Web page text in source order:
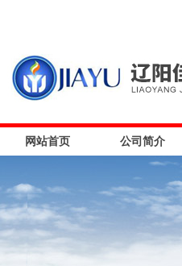
网站首页 公司简介